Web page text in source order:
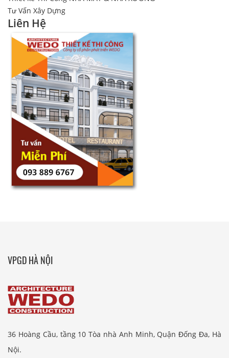
Tư Vấn Xây Dựng
Liên Hệ
VPGD HÀ NỘI
36 Hoàng Cầu, tầng 10 Tòa nhà Anh Minh, Quận Đống Đa, Hà
Nội.